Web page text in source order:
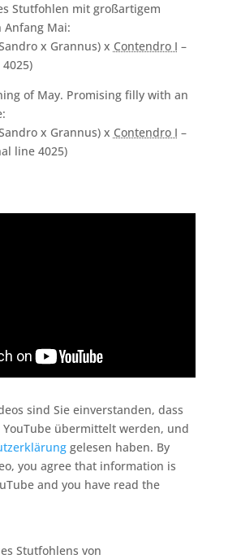
Stutfohlen mit großartigem
Anfang Mai:
x Grannus) x Contendro I –
of May. Promising filly with an
x Grannus) x Contendro I –
line 4025)
sind Sie einverstanden, dass
übermittelt werden, und
gelesen haben. By
you agree that information is
and you have read the
Stutfohlens von